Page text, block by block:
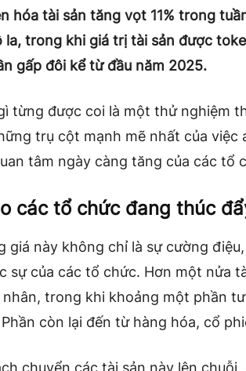
hóa tài sản tăng vọt 11% trong
la, trong khi giá trị tài sản được
gấp đôi kể từ đầu năm 2025.
từng được coi là một thử nghiệm
trụ cột mạnh mẽ nhất của
tâm ngày càng tăng của các tổ
các tổ chức đang thúc
giá này không chỉ là sự cường
sự của các tổ chức. Hơn một nửa
trong khi khoảng một phần
Phần còn lại đến từ hàng hóa, cổ